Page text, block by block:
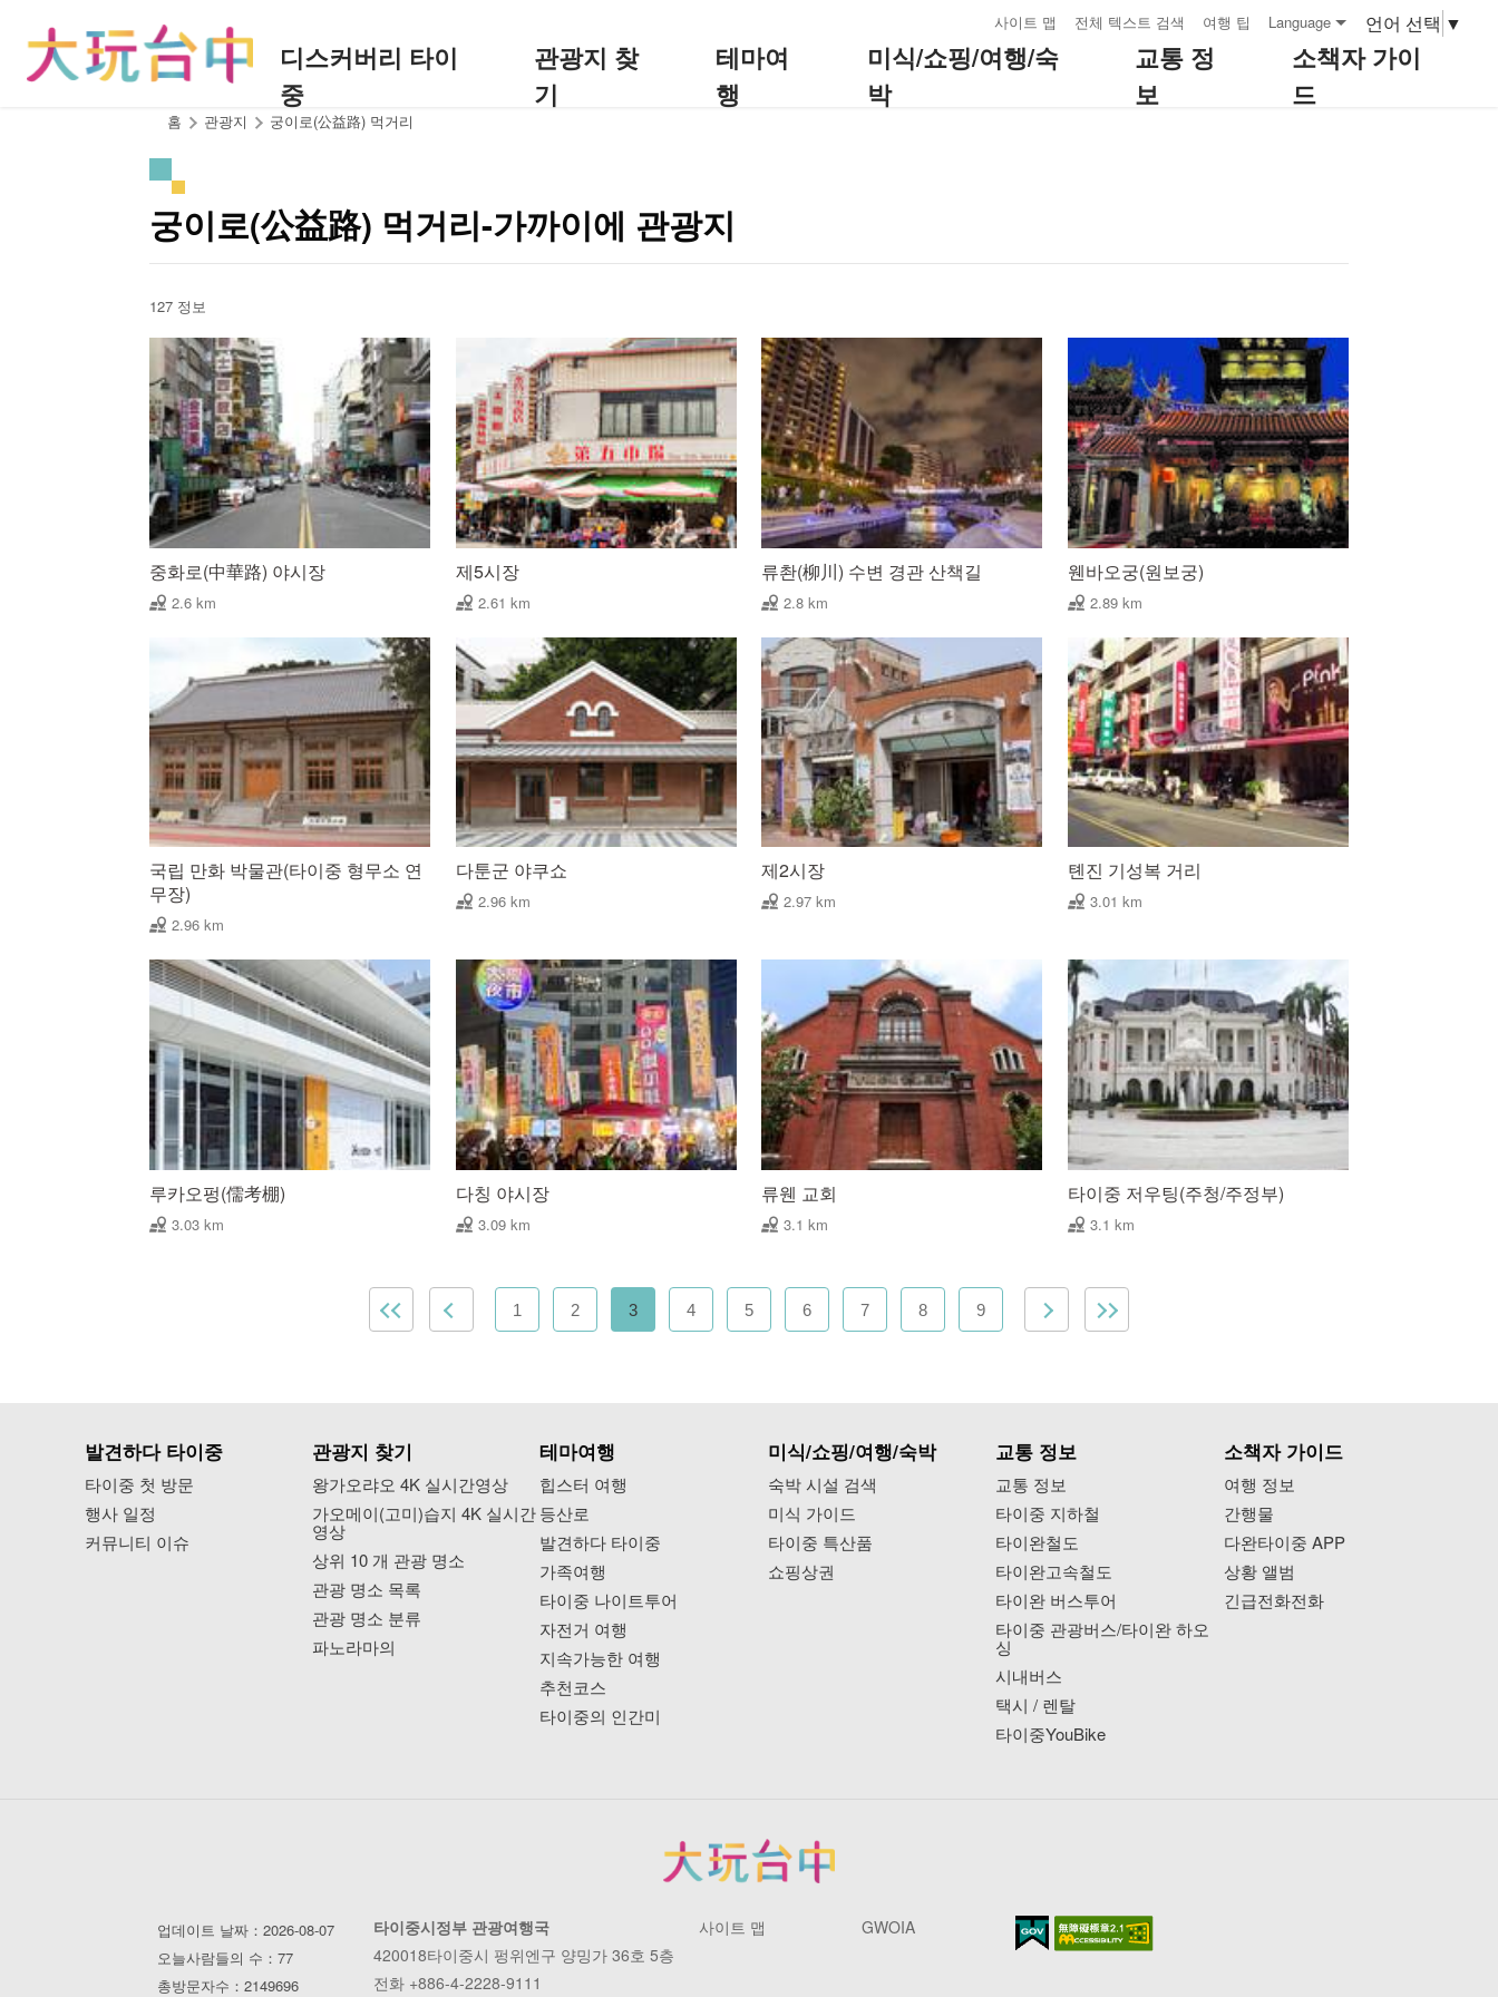
사이트 맵 전체 텍스트 검색 여행 팁 Language 언어 선택 ▼
디스커버리 타이
중
관광지 찾
기
테마여
행
미식/쇼핑/여행/숙
박
교통 정
보
소책자 가이
드
홈 관광지 궁이로(公益路) 먹거리
궁이로(公益路) 먹거리-가까이에 관광지
127 정보
중화로(中華路) 야시장
2.6 km
제5시장
2.61 km
류촨(柳川) 수변 경관 산책길
2.8 km
웬바오궁(원보궁)
2.89 km
국립 만화 박물관(타이중 형무소 연
무장)
2.96 km
다툰군 야쿠쇼
2.96 km
제2시장
2.97 km
톈진 기성복 거리
3.01 km
루카오펑(儒考棚)
3.03 km
다칭 야시장
3.09 km
류웬 교회
3.1 km
타이중 저우팅(주청/주정부)
3.1 km
1 2 3 4 5 6 7 8 9
발견하다 타이중
타이중 첫 방문
행사 일정
커뮤니티 이슈
관광지 찾기
왕가오랴오 4K 실시간영상
가오메이(고미)습지 4K 실시간
영상
상위 10 개 관광 명소
관광 명소 목록
관광 명소 분류
파노라마의
테마여행
힙스터 여행
등산로
발견하다 타이중
가족여행
타이중 나이트투어
자전거 여행
지속가능한 여행
추천코스
타이중의 인간미
미식/쇼핑/여행/숙박
숙박 시설 검색
미식 가이드
타이중 특산품
쇼핑상권
교통 정보
교통 정보
타이중 지하철
타이완철도
타이완고속철도
타이완 버스투어
타이중 관광버스/타이완 하오
싱
시내버스
택시 / 렌탈
타이중YouBike
소책자 가이드
여행 정보
간행물
다완타이중 APP
상황 앨범
긴급전화전화
업데이트 날짜：2026-08-07
오늘사람들의 수：77
총방문자수：2149696
타이중시정부 관광여행국
420018타이중시 펑위엔구 양밍가 36호 5층
전화 +886-4-2228-9111
사이트 맵 GWOIA